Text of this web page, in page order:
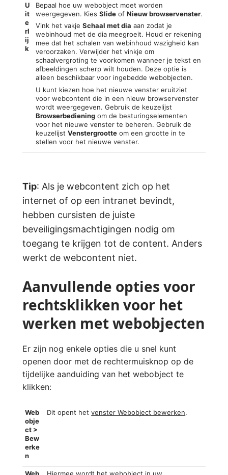
U
it
e
rl
ij
k
Bepaal hoe uw webobject moet worden
weergegeven. KiesSlide ofNieuw browservenster.
Vink het vakjeSchaal met dia aan zodat je
webinhoud met de dia meegroeit. Houd er rekening
mee dat het schalen van webinhoud wazigheid kan
veroorzaken. Verwijder het vinkje om
schaalvergroting te voorkomen wanneer je tekst en
afbeeldingen scherp wilt houden. Deze optie is
alleen beschikbaar voor ingebedde webobjecten.
U kunt kiezen hoe het nieuwe venster eruitziet
voor webcontent die in een nieuw browservenster
wordt weergegeven. Gebruik de keuzelijst
Browserbediening om de besturingselementen
voor het nieuwe venster te beheren. Gebruik de
keuzelijstVenstergrootte om een grootte in te
stellen voor het nieuwe venster.
Tip: Als je webcontent zich op het
internet of op een intranet bevindt,
hebben cursisten de juiste
beveiligingsmachtigingen nodig om
toegang te krijgen tot de content. Anders
werkt de webcontent niet.
Aanvullende opties voor
rechtsklikken voor het
werken met webobjecten
Er zijn nog enkele opties die u snel kunt
openen door met de rechtermuisknop op de
tijdelijke aanduiding van het webobject te
klikken:
Web
obje
ct >
Bew
erke
n
Dit opent hetvenster Webobject bewerken.
Web Hiermee wordt het webobject in uw